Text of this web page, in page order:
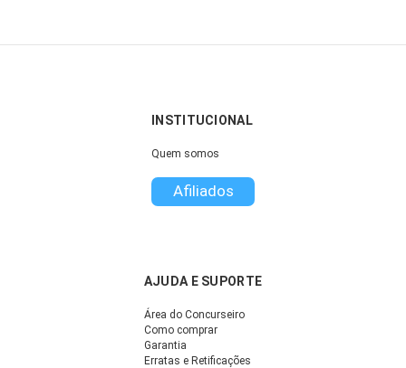
INSTITUCIONAL
Quem somos
Afiliados
AJUDA E SUPORTE
Área do Concurseiro
Como comprar
Garantia
Erratas e Retificações